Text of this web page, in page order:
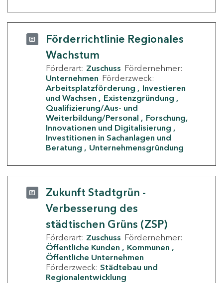
Förderrichtlinie Regionales
Wachstum
Förderart: Zuschuss Fördernehmer:
Unternehmen Förderzweck:
Arbeitsplatzförderung
Investieren
und Wachsen
Existenzgründung
Qualifizierung/Aus- und
Weiterbildung/Personal
Forschung,
Innovationen und Digitalisierung
Investitionen in Sachanlagen und
Beratung
Unternehmensgründung
Zukunft Stadtgrün -
Verbesserung des
städtischen Grüns (ZSP)
Förderart: Zuschuss Fördernehmer:
Öffentliche Kunden
Kommunen
Öffentliche Unternehmen
Förderzweck: Städtebau und
Regionalentwicklung